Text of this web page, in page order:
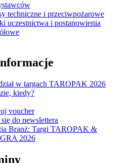
techniczne i przeciwpożarowe
uczestnictwa i postanowienia
w targach TAROPAK 2026
kiedy?
voucher
do newslettera
Branż: Targi TAROPAK &
2026